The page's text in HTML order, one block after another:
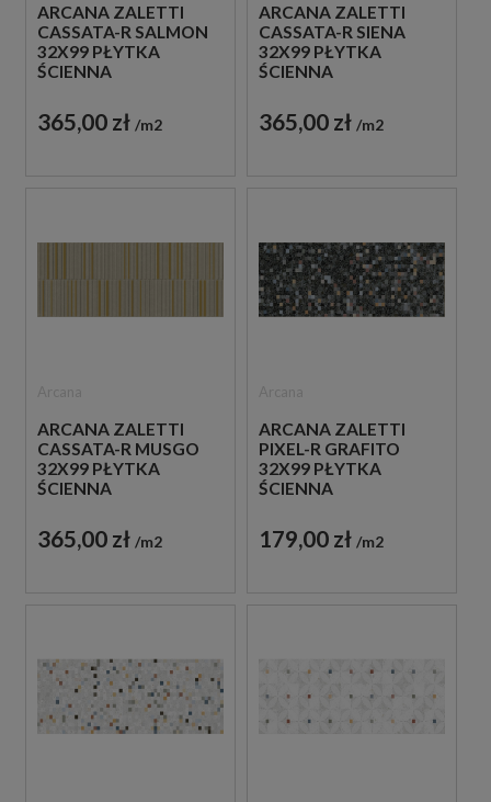
ARCANA ZALETTI
CASSATA-R SALMON
32X99 PŁYTKA
ŚCIENNA
365,00 zł m2
ARCANA ZALETTI
CASSATA-R SIENA
32X99 PŁYTKA
ŚCIENNA
365,00 zł m2
ARCANA ZALETTI
CASSATA-R MUSGO
32X99 PŁYTKA
ŚCIENNA
365,00 zł m2
ARCANA ZALETTI
PIXEL-R GRAFITO
32X99 PŁYTKA
ŚCIENNA
179,00 zł m2